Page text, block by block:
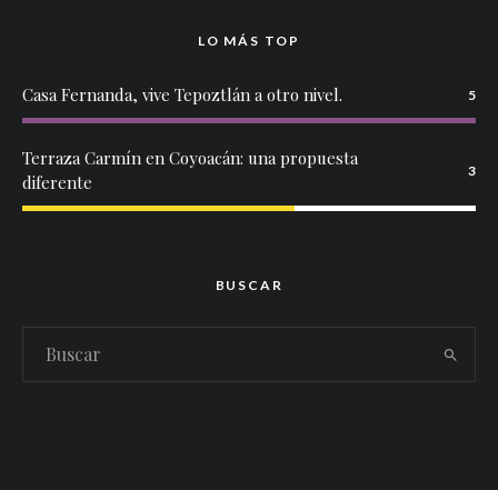
LO MÁS TOP
Casa Fernanda, vive Tepoztlán a otro nivel. 5
Terraza Carmín en Coyoacán: una propuesta
diferente
3
BUSCAR